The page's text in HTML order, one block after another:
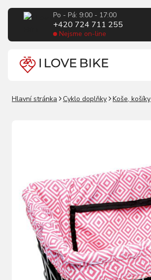
Po - Pá: 9:00 - 17:00
+420 724 711 255
Nejsme on-line
Hlavní stránka Cyklo doplňky Koše, košíky